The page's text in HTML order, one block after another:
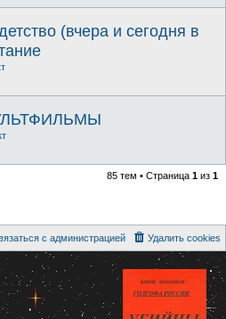
(вчера и сегодня в
85 тем • Страница 1 из 1
Удалить cookies
с администрацией